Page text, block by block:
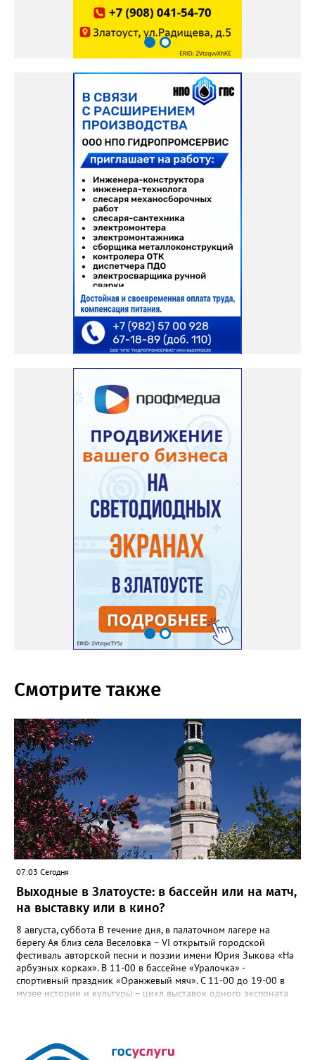
Смотрите также
07:03 Сегодня
Выходные в Златоусте: в бассейн или на матч,
на выставку или в кино?
8 августа, суббота В течение дня, в палаточном лагере на
берегу Ая близ села Веселовка – VI открытый городской
фестиваль авторской песни и поэзии имени Юрия Зыкова «На
арбузных корках». В 11-00 в бассейне «Уралочка» -
спортивный праздник «Оранжевый мяч». С 11-00 до 19-00 в
музее истории и культуры – цикл выставок одного экспоната
00 на стадионе «Металлург» - первенство Челябинской области
по футболу среди юношей до 13 лет. 9 августа, воскресенье С